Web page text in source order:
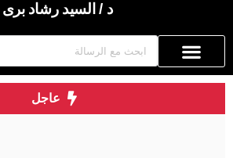
د / السيد رشاد برى
عاجل
بعد خطأ “كارثي”.. عقوبة صارمة لجراح